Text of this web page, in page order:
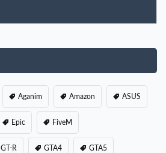
Aganim Amazon ASUS
Epic FiveM
GT-R GTA4 GTA5